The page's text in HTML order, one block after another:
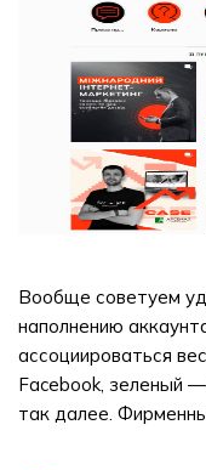
Вообще советуем
наполнению
ассоциироваться
Facebook, зеленый
так далее.